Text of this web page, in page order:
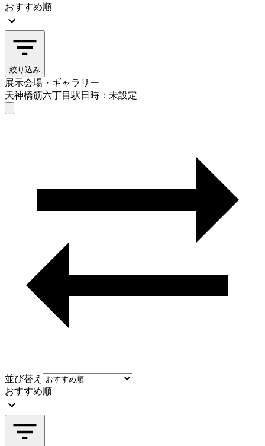
おすすめ順
絞り込み
展示会場・ギャラリー
天神橋筋六丁目駅日時：未設定
並び替え
おすすめ順